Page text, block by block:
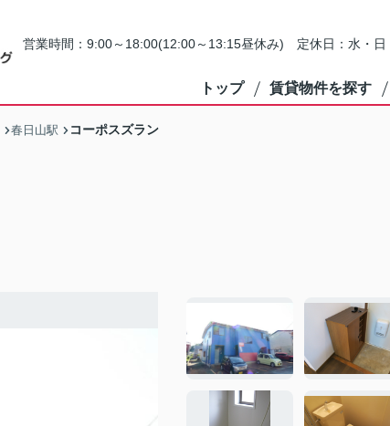
営業時間：9:00～18:00(12:00～13:15昼休み) 定休日：水・日
トップ 賃貸物件を探す
春日山駅 コーポスズラン